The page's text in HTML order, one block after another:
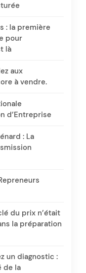
: la première
pour
là
aux
à vendre.
d’Entreprise
: La
du prix n’était
la préparation
un diagnostic :
de la